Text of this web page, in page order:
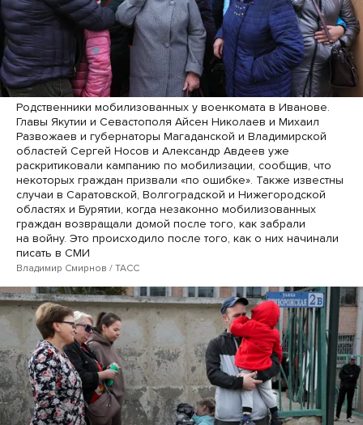
Родственники мобилизованных у военкомата в Иванове.
Главы Якутии и Севастополя Айсен Николаев и Михаил
Развожаев и губернаторы Магаданской и Владимирской
областей Сергей Носов и Александр Авдеев уже
раскритиковали кампанию по мобилизации, сообщив, что
некоторых граждан призвали «по ошибке». Также известны
случаи в Саратовской, Волгоградской и Нижегородской
областях и Бурятии, когда незаконно мобилизованных
граждан возвращали домой после того, как забрали
на войну. Это происходило после того, как о них начинали
писать в СМИ
Владимир Смирнов / ТАСС